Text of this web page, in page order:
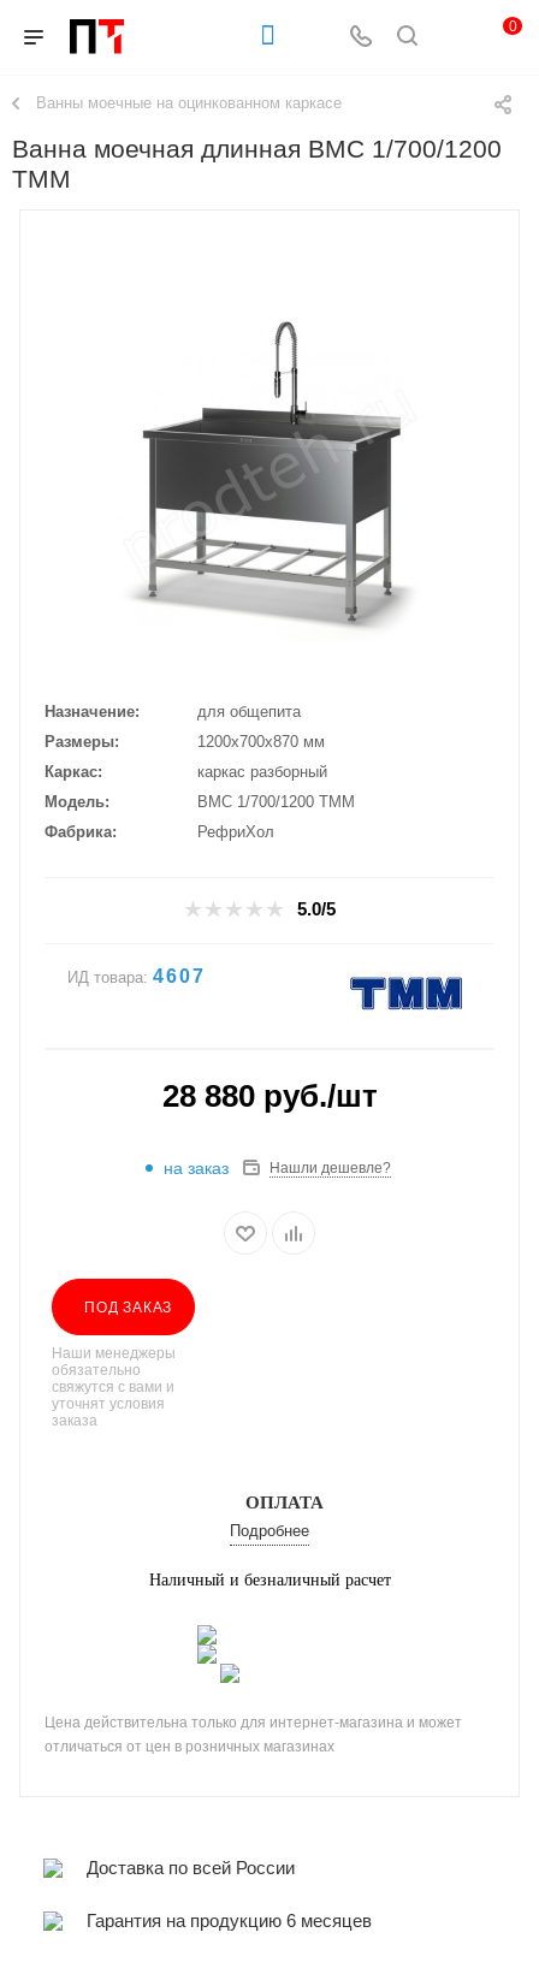
0
Ванны моечные на оцинкованном каркасе
Ванна моечная длинная ВМС 1/700/1200
ТММ
Назначение
для общепита
Размеры
1200х700х870 мм
Каркас
каркас разборный
Модель
ВМС 1/700/1200 ТММ
Фабрика
РефриХол
5.0/5
ИД товара: 4607
28 880руб./шт
на заказ Нашли дешевле?
ПОД ЗАКАЗ
Наши менеджеры
обязательно
свяжутся с вами и
уточнят условия
заказа
ОПЛАТА
Подробнее
Наличный и безналичный расчет
Цена действительна только для интернет-магазина и может
отличаться от цен в розничных магазинах
Доставка по всей России
Гарантия на продукцию 6 месяцев